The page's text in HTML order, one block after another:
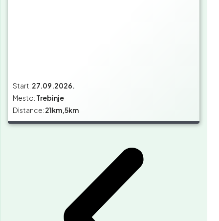
Start: 27.09.2026.
Mesto: Trebinje
Distance: 21km,5km